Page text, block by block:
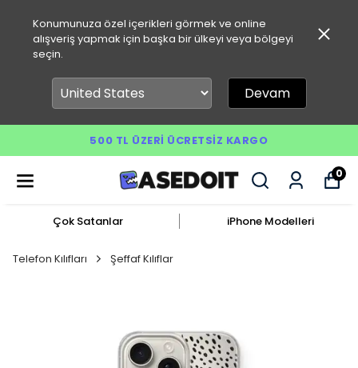
Konumunuza özel içerikleri görmek ve online
alışveriş yapmak için başka bir ülkeyi veya bölgeyi
seçin.
Devam
500 TL ÜZERI ÜCRETSIZ KARGO
0
Çok Satanlar iPhone Modelleri
Telefon Kılıfları Şeffaf Kılıflar